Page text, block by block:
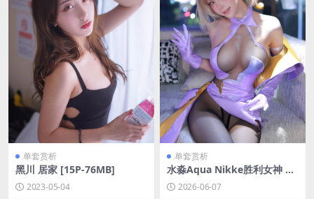
单套赏析
黑川 居家 [15P-76MB]
2023-05-04
单套赏析
水淼Aqua Nikke胜利女神 阿
妮斯·超级巨星·星光[54P-79.1
M]2026-06-07